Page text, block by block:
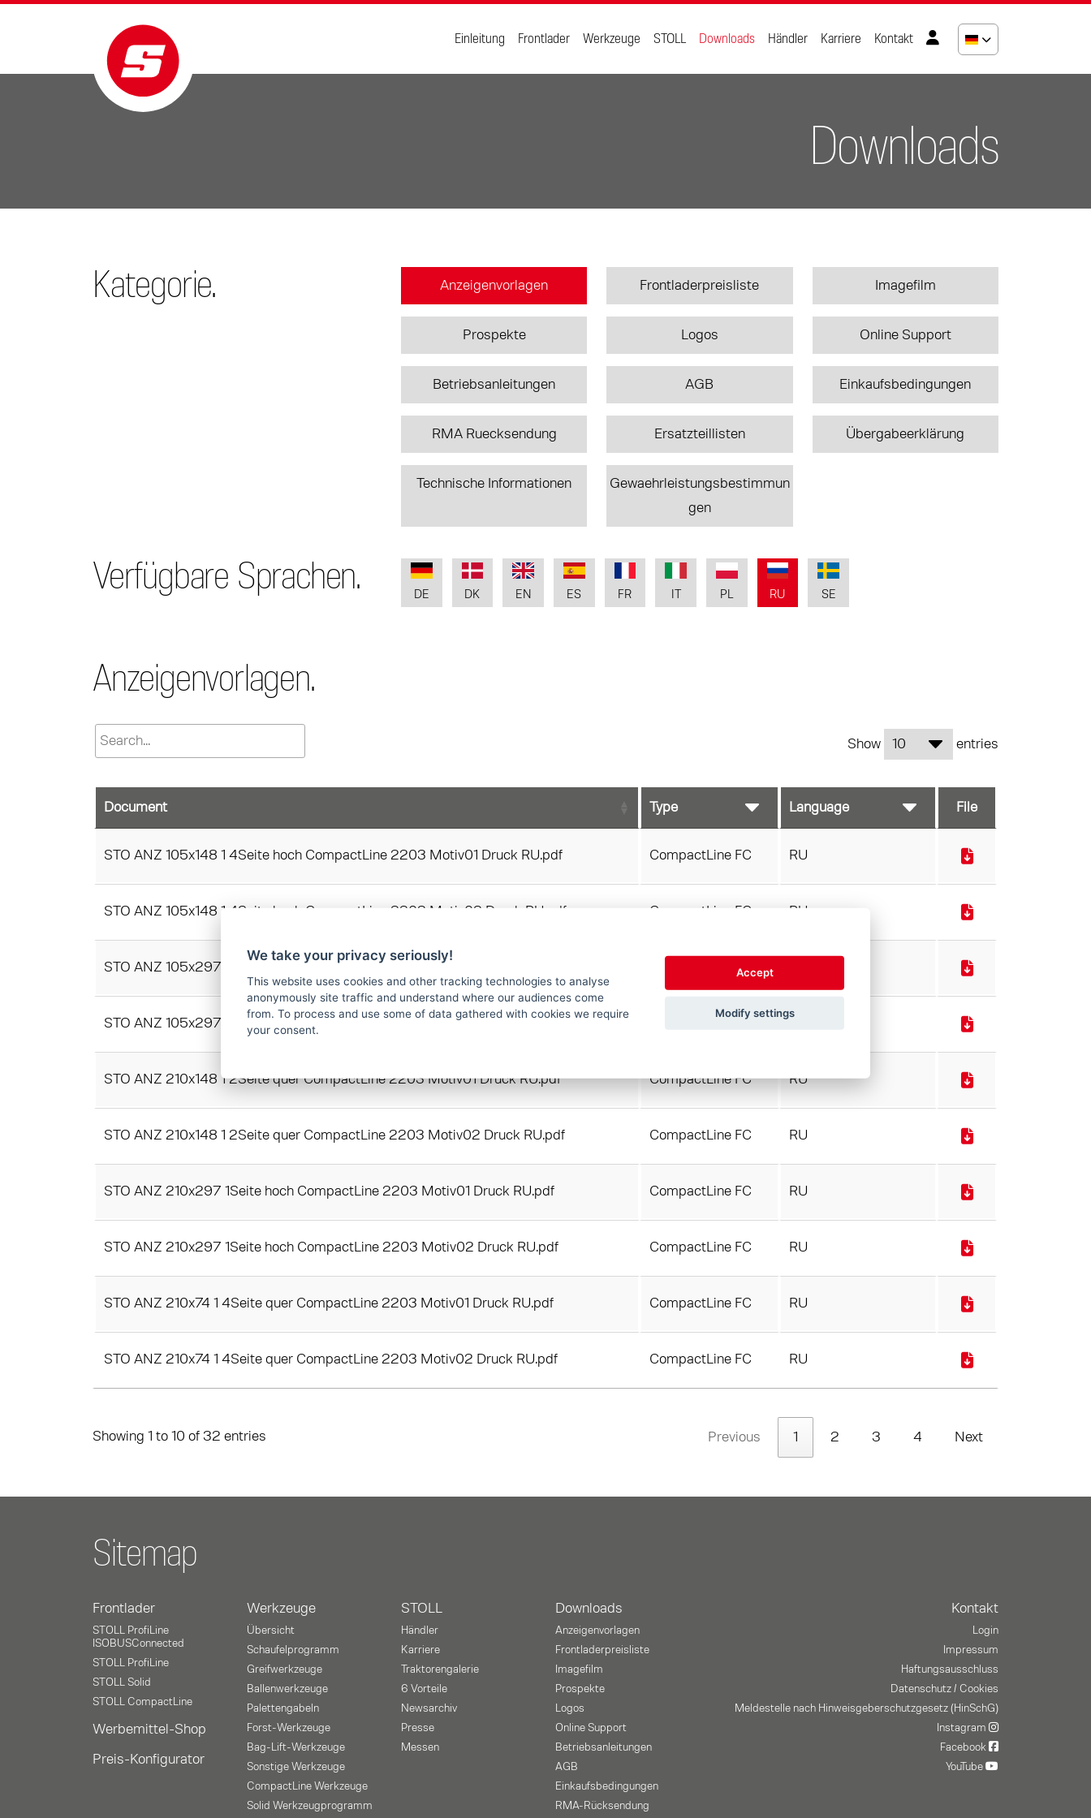
Einleitung Frontlader Werkzeuge STOLL Downloads Händler Karriere Kontakt
Downloads
Kategorie. Anzeigenvorlagen Frontladerpreisliste Imagefilm
Prospekte Logos Online Support
Betriebsanleitungen AGB Einkaufsbedingungen
RMA Ruecksendung Ersatzteillisten Übergabeerklärung
Technische Informationen
Gewaehrleistungsbestimmun
gen
Verfügbare Sprachen. DE DK EN ES FR PL RU SE
Anzeigenvorlagen.
Show entries
Document File
STO ANZ 105x148 1 4Seite hoch CompactLine 2203 Motiv01 Druck RU.pdf CompactLine FC RU
STO ANZ 105x148 1 4Seite hoch CompactLine 2203 Motiv02 Druck RU.pdf CompactLine FC RU
STO ANZ 105x297 1 2Seite hoch CompactLine 2203 Motiv01 Druck RU.pdf CompactLine FC
STO ANZ 105x297 1 2Seite hoch CompactLine 2203 Motiv02 Druck RU.pdf CompactLine FC
STO ANZ 210x148 1 2Seite quer CompactLine 2203 Motiv01 Druck RU.pdf CompactLine FC RU
STO ANZ 210x148 1 2Seite quer CompactLine 2203 Motiv02 Druck RU.pdf CompactLine FC RU
STO ANZ 210x297 1Seite hoch CompactLine 2203 Motiv01 Druck RU.pdf CompactLine FC RU
STO ANZ 210x297 1Seite hoch CompactLine 2203 Motiv02 Druck RU.pdf CompactLine FC RU
STO ANZ 210x74 1 4Seite quer CompactLine 2203 Motiv01 Druck RU.pdf CompactLine FC RU
STO ANZ 210x74 1 4Seite quer CompactLine 2203 Motiv02 Druck RU.pdf CompactLine FC RU
Showing 1 to 10 of 32 entries Previous 1 2 3 4 Next
Sitemap
Frontlader
STOLL ProfiLine
ISOBUSConnected
STOLL ProfiLine
STOLL Solid
STOLL CompactLine
Werbemittel-Shop
Preis-Konfigurator
Werkzeuge
Übersicht
Schaufelprogramm
Greifwerkzeuge
Ballenwerkzeuge
Palettengabeln
Forst-Werkzeuge
Bag-Lift-Werkzeuge
Sonstige Werkzeuge
CompactLine Werkzeuge
Solid Werkzeugprogramm
STOLL
Händler
Karriere
Traktorengalerie
6 Vorteile
Newsarchiv
Presse
Messen
Downloads
Anzeigenvorlagen
Frontladerpreisliste
Imagefilm
Prospekte
Logos
Online Support
Betriebsanleitungen
AGB
Einkaufsbedingungen
RMA-Rücksendung
Kontakt
Login
Impressum
Haftungsausschluss
Datenschutz / Cookies
Meldestelle nach Hinweisgeberschutzgesetz (HinSchG)
Instagram
Facebook
YouTube
We take your privacy seriously!
This website uses cookies and other tracking technologies to analyse
anonymously site traffic and understand where our audiences come
from. To process and use some of data gathered with cookies we require
your consent.
Accept
Modify settings